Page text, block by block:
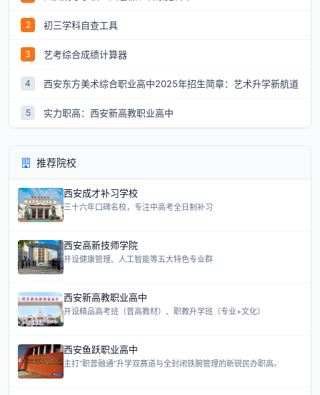
2 初三学科自查工具
3 艺考综合成绩计算器
4 西安东方美术综合职业高中2025年招生简章：艺术升学新航道
5 实力职高：西安新高教职业高中
推荐院校
西安成才补习学校
三十六年口碑名校，专注中高考全日制补习
西安高新技师学院
开设健康管理、人工智能等五大特色专业群
西安新高教职业高中
开设精品高考班（普高教材）、职教升学班（专业+文化）
西安鱼跃职业高中
主打“职普融通”升学双赛道与全封闭铁腕管理的新锐民办职高。